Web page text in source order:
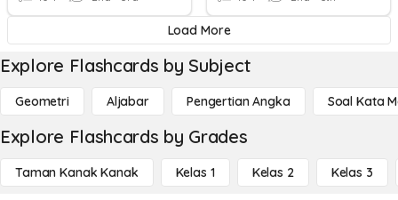
Load More
Explore Flashcards by Subject
Geometri Aljabar Pengertian Angka Soal Kata
Explore Flashcards by Grades
Taman Kanak Kanak Kelas 1 Kelas 2 Kelas 3